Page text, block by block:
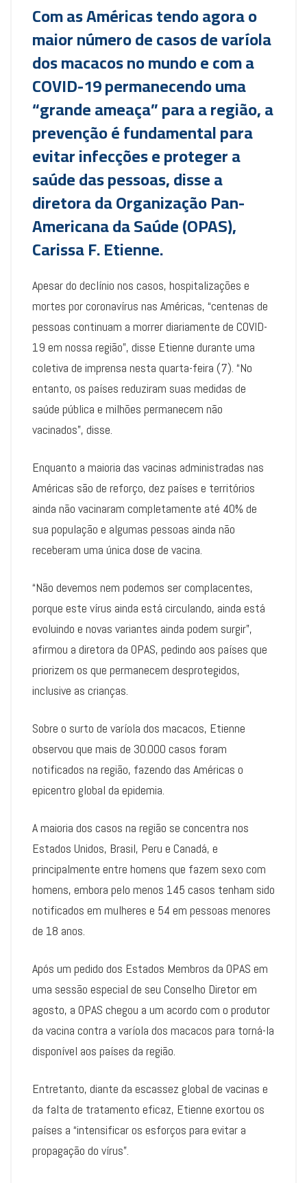
Com as Américas tendo agora o
maior número de casos de varíola
dos macacos no mundo e com a
COVID-19 permanecendo uma
“grande ameaça” para a região, a
prevenção é fundamental para
evitar infecções e proteger a
saúde das pessoas, disse a
diretora da Organização Pan-
Americana da Saúde (OPAS),
Carissa F. Etienne.
Apesar do declínio nos casos, hospitalizações e
mortes por coronavírus nas Américas, “centenas de
pessoas continuam a morrer diariamente de COVID-
19 em nossa região”, disse Etienne durante uma
coletiva de imprensa nesta quarta-feira (7). “No
entanto, os países reduziram suas medidas de
saúde pública e milhões permanecem não
vacinados”, disse.
Enquanto a maioria das vacinas administradas nas
Américas são de reforço, dez países e territórios
ainda não vacinaram completamente até 40% de
sua população e algumas pessoas ainda não
receberam uma única dose de vacina.
“Não devemos nem podemos ser complacentes,
porque este vírus ainda está circulando, ainda está
evoluindo e novas variantes ainda podem surgir”,
afirmou a diretora da OPAS, pedindo aos países que
priorizem os que permanecem desprotegidos,
inclusive as crianças.
Sobre o surto de varíola dos macacos, Etienne
observou que mais de 30.000 casos foram
notificados na região, fazendo das Américas o
epicentro global da epidemia.
A maioria dos casos na região se concentra nos
Estados Unidos, Brasil, Peru e Canadá, e
principalmente entre homens que fazem sexo com
homens, embora pelo menos 145 casos tenham sido
notificados em mulheres e 54 em pessoas menores
de 18 anos.
Após um pedido dos Estados Membros da OPAS em
uma sessão especial de seu Conselho Diretor em
agosto, a OPAS chegou a um acordo com o produtor
da vacina contra a varíola dos macacos para torná-la
disponível aos países da região.
Entretanto, diante da escassez global de vacinas e
da falta de tratamento eficaz, Etienne exortou os
países a “intensificar os esforços para evitar a
propagação do vírus”.